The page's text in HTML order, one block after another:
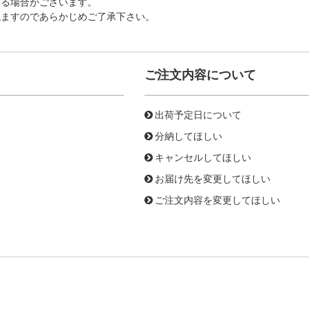
すのであらかじめご了承下さい。
ご注文内容について
出荷予定日について
分納してほしい
キャンセルしてほしい
お届け先を変更してほしい
ご注文内容を変更してほしい